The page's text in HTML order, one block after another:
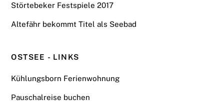
Störtebeker Festspiele 2017
Altefähr bekommt Titel als Seebad
OSTSEE - LINKS
Kühlungsborn Ferienwohnung
Pauschalreise buchen